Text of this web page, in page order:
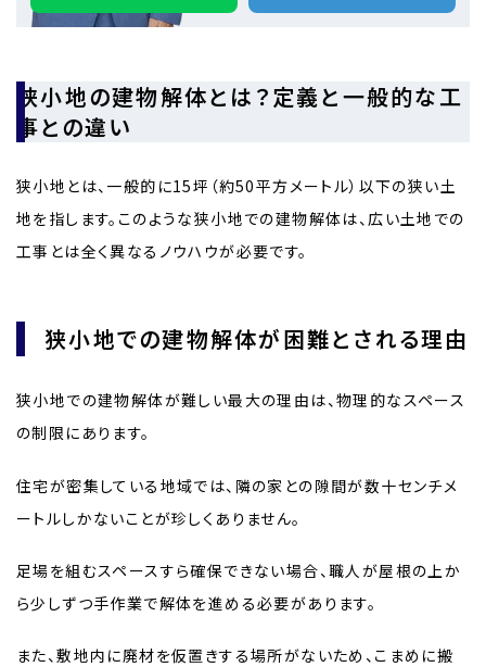
狭小地の建物解体とは？定義と一般的な工
事との違い
狭小地とは、一般的に15坪（約50平方メートル）以下の狭い土
地を指します。このような狭小地での建物解体は、広い土地での
工事とは全く異なるノウハウが必要です。
狭小地での建物解体が困難とされる理由
狭小地での建物解体が難しい最大の理由は、物理的なスペース
の制限にあります。
住宅が密集している地域では、隣の家との隙間が数十センチメ
ートルしかないことが珍しくありません。
足場を組むスペースすら確保できない場合、職人が屋根の上か
ら少しずつ手作業で解体を進める必要があります。
また、敷地内に廃材を仮置きする場所がないため、こまめに搬